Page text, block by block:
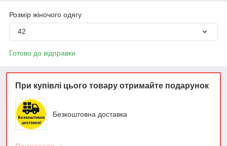
Розмір жіночого одягу
42
Готово до відправки
При купівлі цього товару отримайте подарунок
Безкоштовна доставка